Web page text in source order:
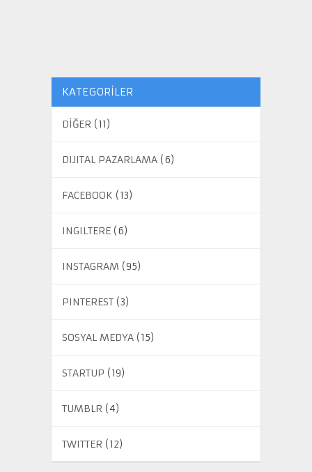
KATEGORILER
DİĞER (11)
DIJITAL PAZARLAMA(6)
FACEBOOK (13)
INGILTERE(6)
INSTAGRAM (95)
PINTEREST(3)
SOSYAL MEDYA(15)
STARTUP (19)
TUMBLR (4)
TWITTER (12)